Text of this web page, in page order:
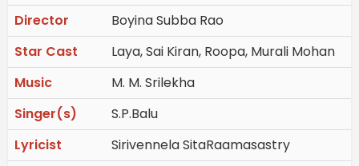
Director
Boyina Subba Rao
Star Cast
Laya, Sai Kiran, Roopa, Murali Mohan
Music
M. M. Srilekha
Singer(s)
S.P.Balu
Lyricist
Sirivennela SitaRaamasastry